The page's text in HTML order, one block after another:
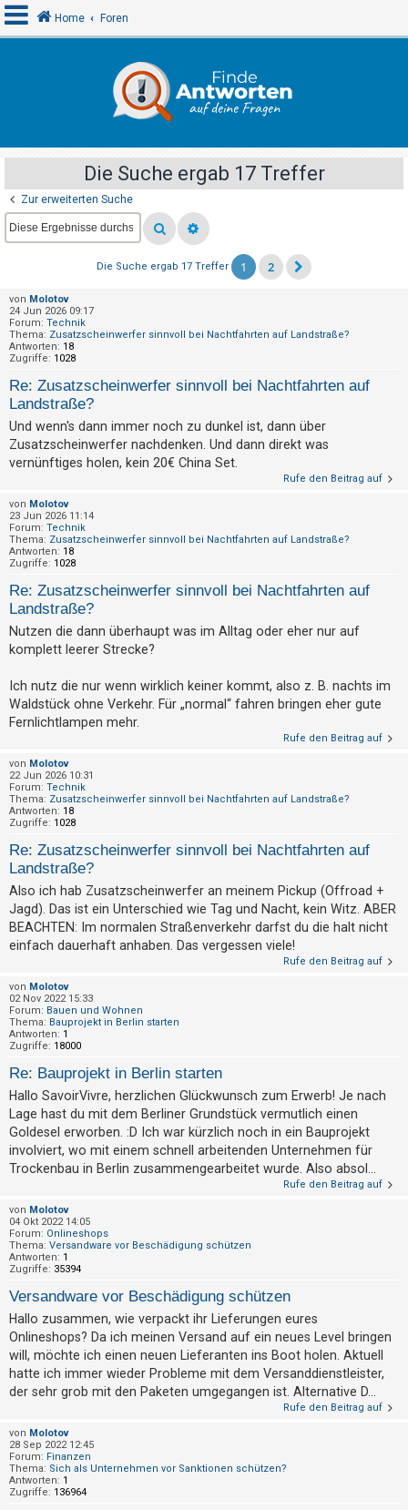
e
l
d
e
n
R
e
g
i
s
t
r
i
r
e
n
U
n
b
e
a
n
w
o
r
t
e
t
e
T
h
m
e
n
A
k
t
i
v
T
h
e
e
n
S
c
h
e
Home Foren
Die Suche ergab 17 Treffer
Zur erweiterten Suche
Die Suche ergab 17 Treffer 1 2
von Molotov
24 Jun 2026 09:17
Forum: Technik
Thema: Zusatzscheinwerfer sinnvoll bei Nachtfahrten auf Landstraße?
Antworten: 18
Zugriffe: 1028
Re: Zusatzscheinwerfer sinnvoll bei Nachtfahrten auf
Landstraße?
Und wenn's dann immer noch zu dunkel ist, dann über
Zusatzscheinwerfer nachdenken. Und dann direkt was
vernünftiges holen, kein 20€ China Set.
Rufe den Beitrag auf
von Molotov
23 Jun 2026 11:14
Forum: Technik
Thema: Zusatzscheinwerfer sinnvoll bei Nachtfahrten auf Landstraße?
Antworten: 18
Zugriffe: 1028
Re: Zusatzscheinwerfer sinnvoll bei Nachtfahrten auf
Landstraße?
Nutzen die dann überhaupt was im Alltag oder eher nur auf
komplett leerer Strecke?
Ich nutz die nur wenn wirklich keiner kommt, also z. B. nachts im
Waldstück ohne Verkehr. Für „normal“ fahren bringen eher gute
Fernlichtlampen mehr.
Rufe den Beitrag auf
von Molotov
22 Jun 2026 10:31
Forum: Technik
Thema: Zusatzscheinwerfer sinnvoll bei Nachtfahrten auf Landstraße?
Antworten: 18
Zugriffe: 1028
Re: Zusatzscheinwerfer sinnvoll bei Nachtfahrten auf
Landstraße?
Also ich hab Zusatzscheinwerfer an meinem Pickup (Offroad +
Jagd). Das ist ein Unterschied wie Tag und Nacht, kein Witz. ABER
BEACHTEN: Im normalen Straßenverkehr darfst du die halt nicht
einfach dauerhaft anhaben. Das vergessen viele!
Rufe den Beitrag auf
von Molotov
02 Nov 2022 15:33
Forum: Bauen und Wohnen
Thema: Bauprojekt in Berlin starten
Antworten: 1
Zugriffe: 18000
Re: Bauprojekt in Berlin starten
Hallo SavoirVivre, herzlichen Glückwunsch zum Erwerb! Je nach
Lage hast du mit dem Berliner Grundstück vermutlich einen
Goldesel erworben. :D Ich war kürzlich noch in ein Bauprojekt
involviert, wo mit einem schnell arbeitenden Unternehmen für
Trockenbau in Berlin zusammengearbeitet wurde. Also absol...
Rufe den Beitrag auf
von Molotov
04 Okt 2022 14:05
Forum: Onlineshops
Thema: Versandware vor Beschädigung schützen
Antworten: 1
Zugriffe: 35394
Versandware vor Beschädigung schützen
Hallo zusammen, wie verpackt ihr Lieferungen eures
Onlineshops? Da ich meinen Versand auf ein neues Level bringen
will, möchte ich einen neuen Lieferanten ins Boot holen. Aktuell
hatte ich immer wieder Probleme mit dem Versanddienstleister,
der sehr grob mit den Paketen umgegangen ist. Alternative D...
Rufe den Beitrag auf
von Molotov
28 Sep 2022 12:45
Forum: Finanzen
Thema: Sich als Unternehmen vor Sanktionen schützen?
Antworten: 1
Zugriffe: 136964